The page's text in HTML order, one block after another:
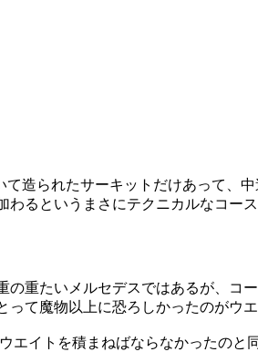
造られたサーキットだけあって、
るというまさにテクニカルなコー
重たいメルセデスではあるが、コ
て魔物以上に恐ろしかったのがウエ
イトを積まねばならなかったの